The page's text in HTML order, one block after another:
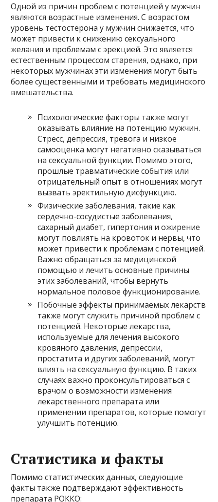
Одной из причин проблем с потенцией у мужчин
являются возрастные изменения. С возрастом
уровень тестостерона у мужчин снижается, что
может привести к снижению сексуального
желания и проблемам с эрекцией. Это является
естественным процессом старения, однако, при
некоторых мужчинах эти изменения могут быть
более существенными и требовать медицинского
вмешательства.
Психологические факторы также могут
оказывать влияние на потенцию мужчин.
Стресс, депрессия, тревога и низкое
самооценка могут негативно сказываться
на сексуальной функции. Помимо этого,
прошлые травматические события или
отрицательный опыт в отношениях могут
вызвать эректильную дисфункцию.
Физические заболевания, такие как
сердечно-сосудистые заболевания,
сахарный диабет, гипертония и ожирение
могут повлиять на кровоток и нервы, что
может привести к проблемам с потенцией.
Важно обращаться за медицинской
помощью и лечить основные причины
этих заболеваний, чтобы вернуть
нормальное половое функционирование.
Побочные эффекты принимаемых лекарств
также могут служить причиной проблем с
потенцией. Некоторые лекарства,
используемые для лечения высокого
кровяного давления, депрессии,
простатита и других заболеваний, могут
влиять на сексуальную функцию. В таких
случаях важно проконсультироваться с
врачом о возможности изменения
лекарственного препарата или
применении препаратов, которые помогут
улучшить потенцию.
Статистика и факты
Помимо статистических данных, следующие
факты также подтверждают эффективность
препарата РОККО: